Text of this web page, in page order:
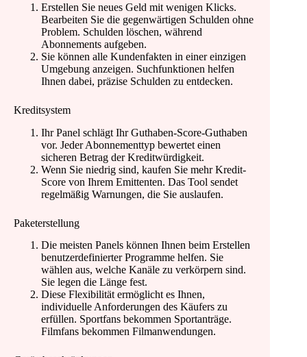
Erstellen Sie neues Geld mit wenigen Klicks.
Bearbeiten Sie die gegenwärtigen Schulden ohne
Problem. Schulden löschen, während
Abonnements aufgeben.
Sie können alle Kundenfakten in einer einzigen
Umgebung anzeigen. Suchfunktionen helfen
Ihnen dabei, präzise Schulden zu entdecken.
Kreditsystem
Ihr Panel schlägt Ihr Guthaben-Score-Guthaben
vor. Jeder Abonnementtyp bewertet einen
sicheren Betrag der Kreditwürdigkeit.
Wenn Sie niedrig sind, kaufen Sie mehr Kredit-
Score von Ihrem Emittenten. Das Tool sendet
regelmäßig Warnungen, die Sie auslaufen.
Paketerstellung
Die meisten Panels können Ihnen beim Erstellen
benutzerdefinierter Programme helfen. Sie
wählen aus, welche Kanäle zu verkörpern sind.
Sie legen die Länge fest.
Diese Flexibilität ermöglicht es Ihnen,
individuelle Anforderungen des Käufers zu
erfüllen. Sportfans bekommen Sportanträge.
Filmfans bekommen Filmanwendungen.